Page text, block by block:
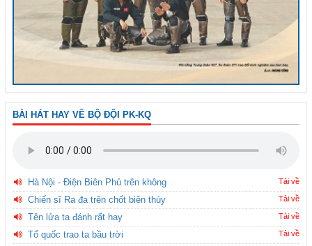
BÀI HÁT HAY VỀ BỘ ĐỘI PK-KQ
Hà Nội - Điện Biên Phủ trên không Tải về
Chiến sĩ Ra đa trên chốt biên thùy Tải về
Tên lửa ta đánh rất hay Tải về
Tổ quốc trao ta bầu trời Tải về